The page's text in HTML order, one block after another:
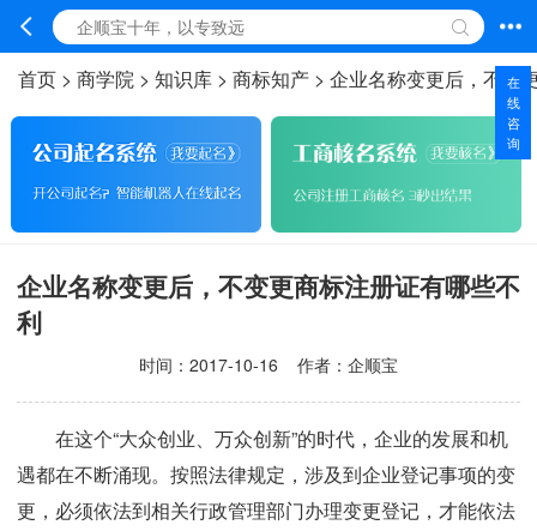
首页 > 商学院 > 知识库 > 商标知产 > 企业名称变更后，不变
企业名称变更后，不变更商标注册证有哪些不
利
时间： 2017-10-16 作者：企顺宝
在这个“大众创业、万众创新”的时代，企业的发展和机
遇都在不断涌现。按照法律规定，涉及到企业登记事项的变
更，必须依法到相关行政管理部门办理变更登记，才能依法
在
线
咨
询